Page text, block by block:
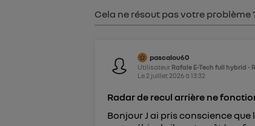
Cela ne résout pas votre problème
pascalou60
Utilisateur Rafale E-Tech full hybrid -
Le 2 juillet 2026à13:32
Radar de recul arrière ne
Bonjour J ai pris conscience
Vous pouvez à tout moment
") ou via la page